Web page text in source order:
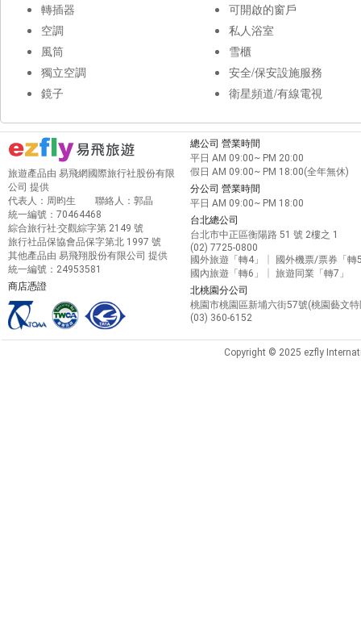
轉插器
空調
風筒
獨立空調
鏡子
可開啟的窗戶
私人浴室
雪櫃
安全/保安設施服務
衛星頻道/有線電視